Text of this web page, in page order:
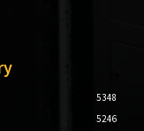
5348
5246